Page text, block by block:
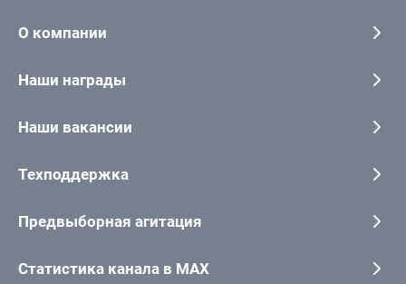
О компании
Наши награды
Наши вакансии
Техподдержка
Предвыборная агитация
Статистика канала в MAX